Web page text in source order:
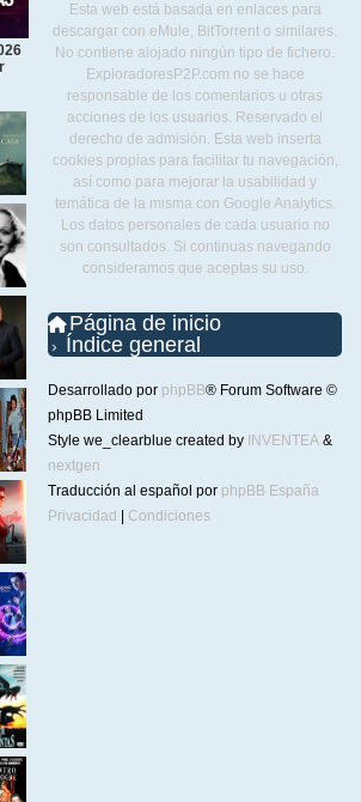
Esta web está basada en enlaces para
descargar con eMule, BitTorrent o similares.
No contiene alojado ningún tipo de fichero.
ExploradoresP2P.com no se hace
responsable de los comentarios u otras
acciones de los usuarios. Reservado el
derecho de admisión. Esta web inserta
cookies propias para facilitar tu navegación,
así como para mejorar la usabilidad y
temática de la misma con Google Analytics.
Los datos personales de cada usuario no
son consultados. Si continuas navegando
consideramos que aceptas su uso.
Página de inicio
Índice general
Desarrollado por phpBB® Forum Software ©
phpBB Limited
Style we_clearblue created by INVENTEA &
nextgen
Traducción al español por phpBB España
Privacidad
Condiciones